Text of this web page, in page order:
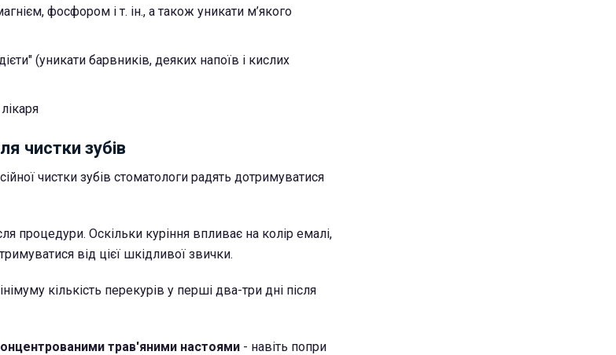
фосфором і т. ін., а також уникати м’якого
(уникати барвників, деяких напоїв і кислих
чистки зубів
чистки зубів стоматологи радять дотримуватися
процедури. Оскільки куріння впливає на колір емалі,
від цієї шкідливої звички.
кількість перекурів у перші два-три дні після
трав'яними настоями - навіть попри